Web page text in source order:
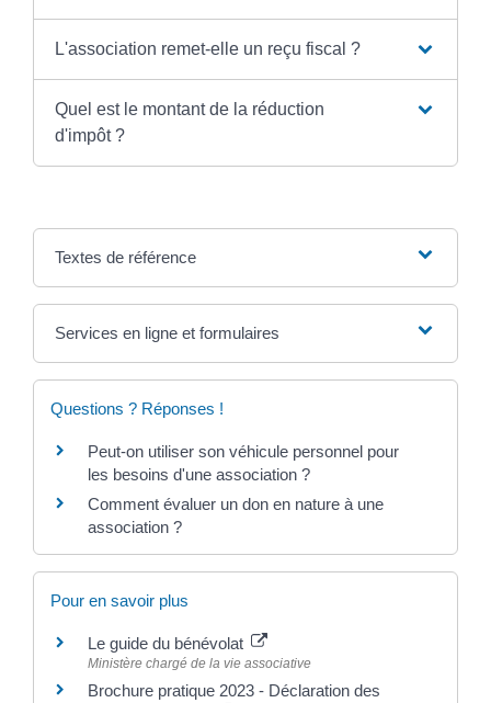
L'association remet-elle un reçu fiscal ?
Quel est le montant de la réduction
d'impôt ?
Textes de référence
Services en ligne et formulaires
Questions ? Réponses !
Peut-on utiliser son véhicule personnel pour
les besoins d'une association ?
Comment évaluer un don en nature à une
association ?
Pour en savoir plus
Le guide du bénévolat
Ministère chargé de la vie associative
Brochure pratique 2023 - Déclaration des